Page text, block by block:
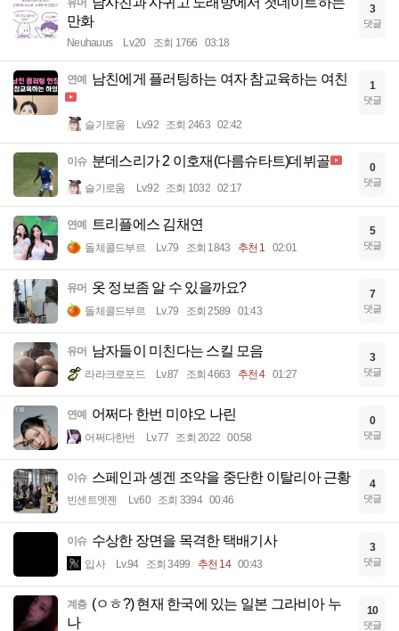
유머
만화
Neuhauus Lv.20 조회 1766 03:18
3
댓글
연예 남친에게 플러팅하는 여자 참교육하는 여친
슬기로움 Lv.92 조회 2463 02:42
1
댓글
이슈 분데스리가 2 이호재(다름슈타트)데뷔골
슬기로움 Lv.92 조회 1032 02:17
0
댓글
연예 트리플에스 김채연
돌체콜드부르 Lv.79 조회 1843 추천 1 02:01
5
댓글
유머 옷 정보좀 알 수 있을까요?
돌체콜드부르 Lv.79 조회 2589 01:43
7
댓글
유머 남자들이 미친다는 스킬 모음
라라크로포드 Lv.87 조회 4663 추천 4 01:27
3
댓글
연예 어쩌다 한번 미야오 나린
어쩌다한번 Lv.77 조회 2022 00:58
0
댓글
이슈 스페인과 솅겐 조약을 중단한 이탈리아 근황
빈센트멧젠 Lv.60 조회 3394 00:46
4
댓글
이슈 수상한 장면을 목격한 택배기사
입사 Lv.94 조회 3499 추천 14 00:43
3
댓글
계층 (ㅇㅎ?) 현재 한국에 있는 일본 그라비아 누
나
10
댓글